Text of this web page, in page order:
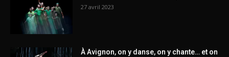
27 avril 2023
À Avignon, on y danse, on y chante… et on